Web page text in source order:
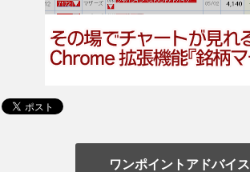
ワンポイントアドバイス